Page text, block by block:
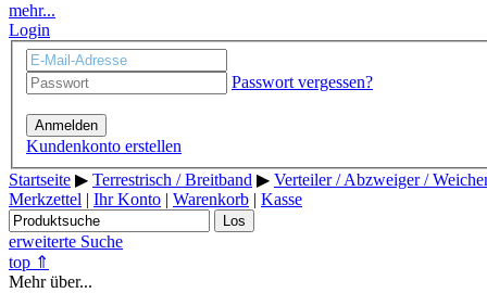
mehr...
Login
Passwort vergessen?
Anmelden
Kundenkonto erstellen
Startseite ▶ Terrestrisch / Breitband ▶ Verteiler / Abzweiger /
Merkzettel | Ihr Konto | Warenkorb | Kasse
Los
erweiterte Suche
top ⇑
Mehr über...